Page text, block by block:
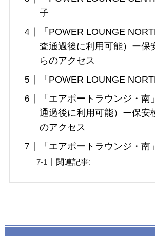
子
「POWER LOUNGE
査通過後に利用可能）ー保
らのアクセス
「POWER LOUNGE
「エアポートラウンジ・南
通過後に利用可能）ー保安
のアクセス
「エアポートラウンジ・南
関連記事: